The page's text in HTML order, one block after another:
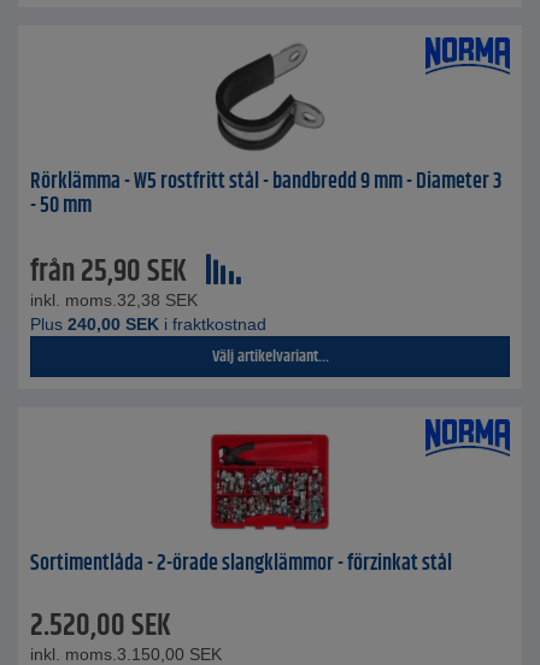
Rörklämma - W5 rostfritt stål - bandbredd 9 mm - Diameter 3
- 50 mm
från25,90SEK
inkl. moms. 32,38 SEK
Plus 240,00 SEK i fraktkostnad
Välj artikelvariant...
Sortimentlåda - 2-örade slangklämmor - förzinkat stål
2.520,00SEK
inkl. moms. 3.150,00 SEK